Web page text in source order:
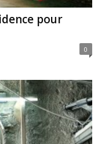
pour
0